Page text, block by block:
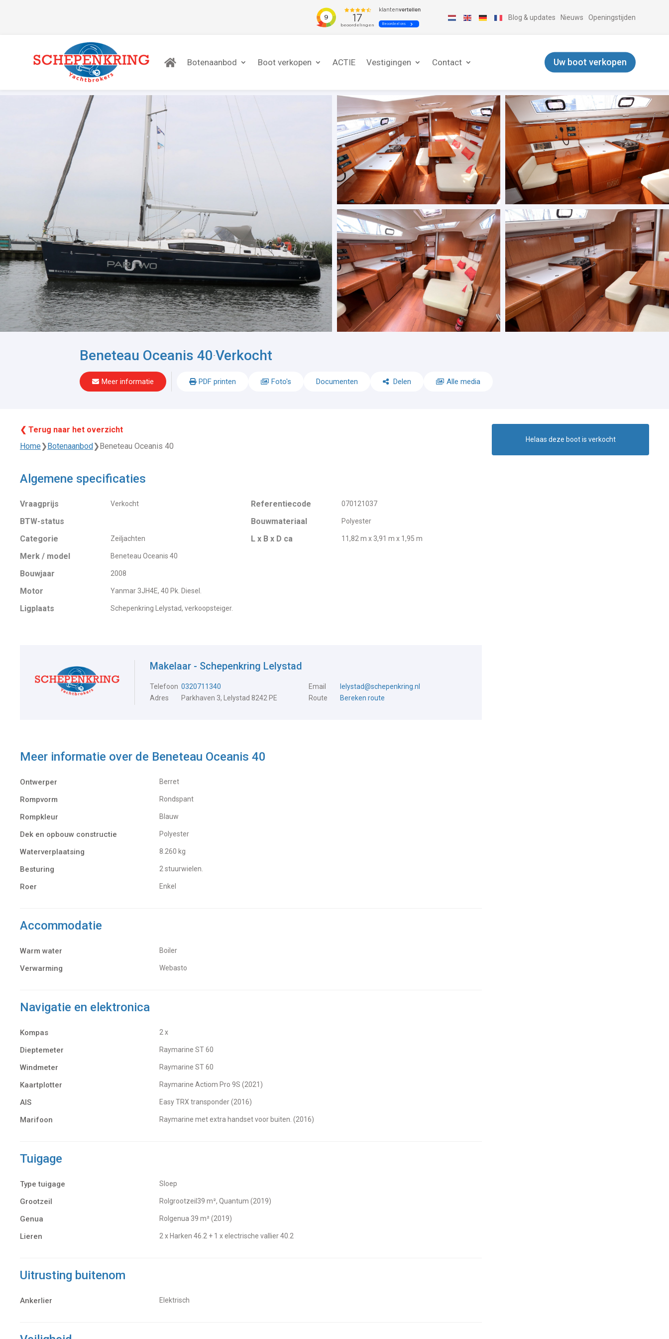
Blog & updates Nieuws Openingstijden
Botenaanbod Boot verkopen ACTIE Vestigingen Contact Uw boot verkopen
Beneteau Oceanis 40-Verkocht
Meer informatie PDF printen Foto's Documenten Delen Alle media
❮ Terug naar het overzicht
Home❯ Botenaanbod ❯ Beneteau Oceanis 40
Algemene specificaties
Vraagprijs Verkocht
BTW-status
Categorie
Zeiljachten
Merk / model Beneteau Oceanis 40
Bouwjaar 2008
Motor Yanmar 3JH4E, 40 Pk. Diesel.
Ligplaats Schepenkring Lelystad, verkoopsteiger.
Referentiecode 070121037
Bouwmateriaal Polyester
L x B x D ca 11,82 m x 3,91 m x 1,95 m
Makelaar - Schepenkring Lelystad
Telefoon 0320711340 Email
lelystad@schepenkring.nl
Adres
Parkhaven 3, Lelystad 8242 PE Route Bereken route
Meer informatie over de Beneteau Oceanis 40
Ontwerper Berret
Rompvorm Rondspant
Rompkleur Blauw
Dek en opbouw constructie Polyester
Waterverplaatsing 8.260 kg
Besturing 2 stuurwielen.
Roer Enkel
Accommodatie
Warm water Boiler
Verwarming Webasto
Navigatie en elektronica
Kompas 2 x
Dieptemeter Raymarine ST 60
Windmeter Raymarine ST 60
Kaartplotter Raymarine Actiom Pro 9S (2021)
AIS Easy TRX transponder (2016)
Marifoon Raymarine met extra handset voor buiten. (2016)
Tuigage
Type tuigage Sloep
Grootzeil Rolgrootzeil39 m², Quantum (2019)
Genua Rolgenua 39 m² (2019)
Lieren 2 x Harken 46.2 + 1 x electrische vallier 40.2
Uitrusting buitenom
Ankerlier Elektrisch
Helaas deze boot is verkocht